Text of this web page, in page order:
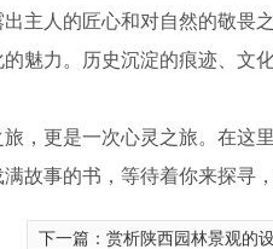
主人的匠心和对自然的敬畏之
魅力。历史沉淀的痕迹、文
，更是一次心灵之旅。在这
故事的书，等待着你来探寻，
下一篇： 赏析陕西园林景观的